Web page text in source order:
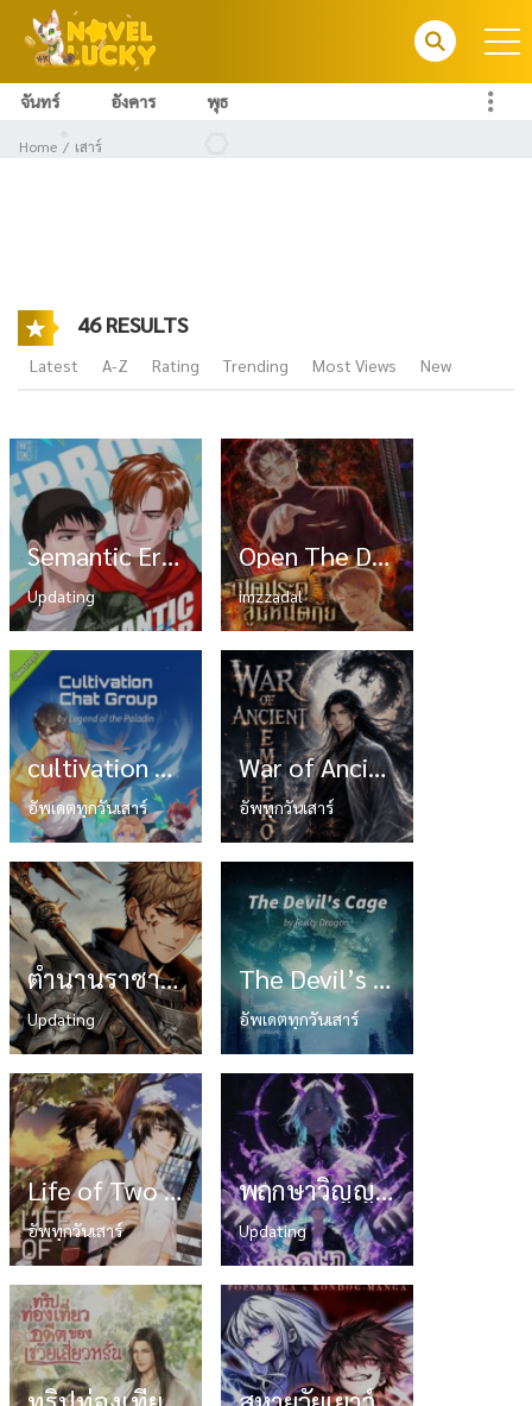
จันทร์ อังคาร พุธ
Home เสาร์
46 RESULTS
Latest A-Z Rating Trending Most Views New
Semantic Error ลอจิกของคุณมีปัญหานะครับ
Updating
Open The Door เปิดประตูสู่มหันตภัย
imzzadal
cultivation chat group ปล่อยให้เทพเขาคุยกัน
อัพเดตทุกวันเสาร์
War of Ancient Emperor
อัพทุกวันเสาร์
ตำนานราชาแห่งทหารรับจ้าง
Updating
The Devil’s Cage
อัพเดตทุกวันเสาร์
Life of Two World:ชีวิตสองโลก
อัพทุกวันเสาร์
พฤกษาวิญญาณกับสงครามมนุษย์พิฆาตเทพมังกร
Updating